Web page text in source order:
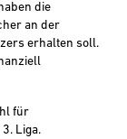
die
an der
erhalten soll.
für
Liga.